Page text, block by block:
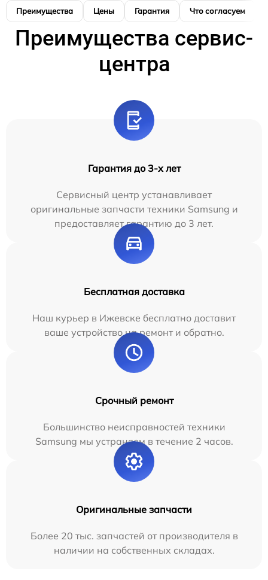
Преимущества Цены Гарантия Что согласуем
Преимущества сервис-
центра
Гарантия до 3-х лет
Сервисный центр устанавливает
оригинальные запчасти техники Samsung и
предоставляет гарантию до 3 лет.
Бесплатная доставка
Наш курьер в Ижевске бесплатно доставит
ваше устройство на ремонт и обратно.
Срочный ремонт
Большинство неисправностей техники
Samsung мы устраняем в течение 2 часов.
Оригинальные запчасти
Более 20 тыс. запчастей от производителя в
наличии на собственных складах.